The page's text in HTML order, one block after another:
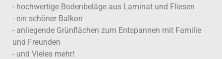
- hochwertige Bodenbeläge aus Laminat und Fliesen
- ein schöner Balkon
- anliegende Grünflächen zum Entspannen mit Familie
und Freunden
- und Vieles mehr!